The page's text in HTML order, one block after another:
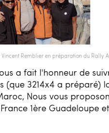
Remblier en préparation du Rally
a fait l'honneur de
(que 3214x4 a préparé)
Nous vous
1ère Guadeloupe